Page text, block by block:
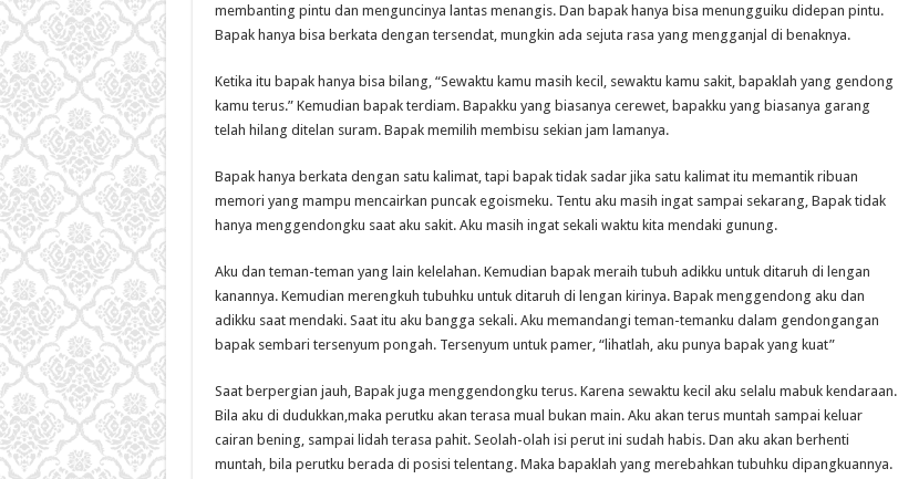
membanting pintu dan menguncinya lantas menangis. Dan bapak hanya bisa menungguiku didepan pintu.
Bapak hanya bisa berkata dengan tersendat, mungkin ada sejuta rasa yang mengganjal di benaknya.
Ketika itu bapak hanya bisa bilang, “Sewaktu kamu masih kecil, sewaktu kamu sakit, bapaklah yang gendong
kamu terus.” Kemudian bapak terdiam. Bapakku yang biasanya cerewet, bapakku yang biasanya garang
telah hilang ditelan suram. Bapak memilih membisu sekian jam lamanya.
Bapak hanya berkata dengan satu kalimat, tapi bapak tidak sadar jika satu kalimat itu memantik ribuan
memori yang mampu mencairkan puncak egoismeku. Tentu aku masih ingat sampai sekarang, Bapak tidak
hanya menggendongku saat aku sakit. Aku masih ingat sekali waktu kita mendaki gunung.
Aku dan teman-teman yang lain kelelahan. Kemudian bapak meraih tubuh adikku untuk ditaruh di lengan
kanannya. Kemudian merengkuh tubuhku untuk ditaruh di lengan kirinya. Bapak menggendong aku dan
adikku saat mendaki. Saat itu aku bangga sekali. Aku memandangi teman-temanku dalam gendongangan
bapak sembari tersenyum pongah. Tersenyum untuk pamer, “lihatlah, aku punya bapak yang kuat”
Saat berpergian jauh, Bapak juga menggendongku terus. Karena sewaktu kecil aku selalu mabuk kendaraan.
Bila aku di dudukkan,maka perutku akan terasa mual bukan main. Aku akan terus muntah sampai keluar
cairan bening, sampai lidah terasa pahit. Seolah-olah isi perut ini sudah habis. Dan aku akan berhenti
muntah, bila perutku berada di posisi telentang. Maka bapaklah yang merebahkan tubuhku dipangkuannya.